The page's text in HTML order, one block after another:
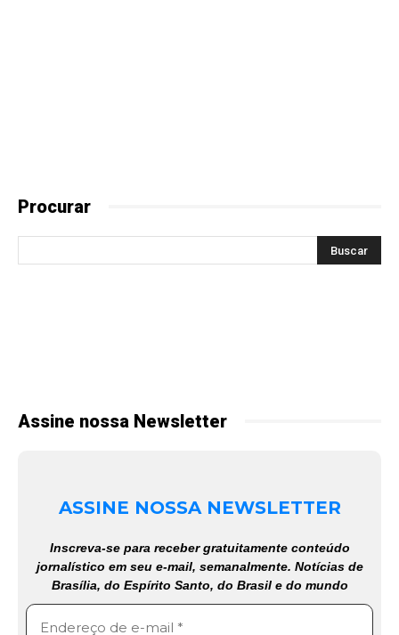
Procurar
Assine nossa Newsletter
ASSINE NOSSA NEWSLETTER
Inscreva-se para receber gratuitamente conteúdo
jornalístico em seu e-mail, semanalmente. Notícias de
Brasília, do Espírito Santo, do Brasil e do mundo